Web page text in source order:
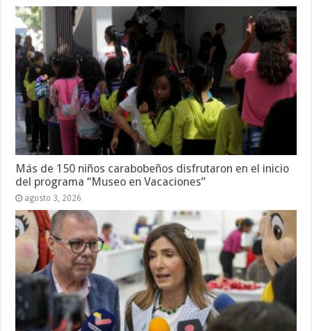
Más de 150 niños carabobeños disfrutaron en el inicio
del programa “Museo en Vacaciones”
agosto 3, 2026